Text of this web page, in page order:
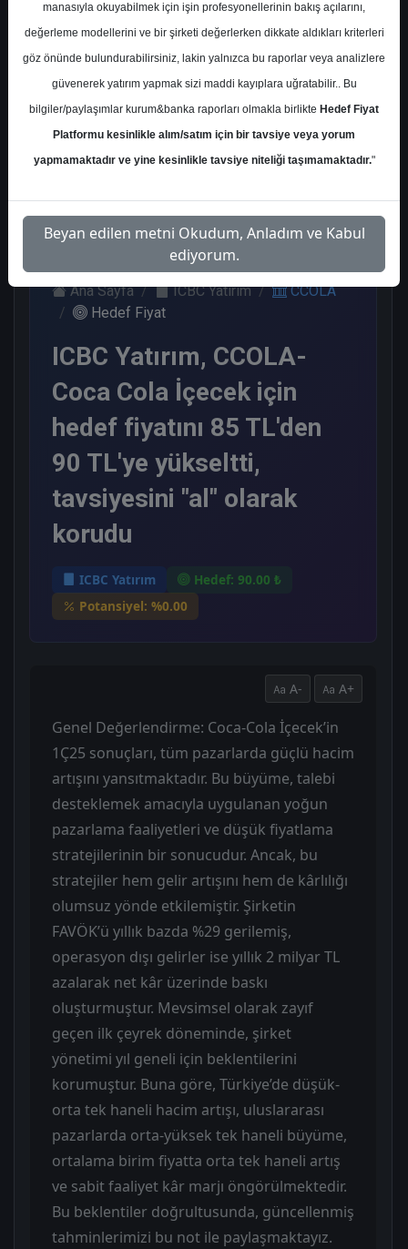
Kurum Sayısı
9
5
Paralel
Get.
2
Üstü Get.
1
Yok
1
Çarşamba, 07 Mayıs 2025
Ana Sayfa ICBC Yatırım
CCOLA
Hedef Fiyat
ICBC Yatırım, CCOLA-
Coca Cola İçecek için
hedef fiyatını 85 TL'den
90 TL'ye yükseltti,
tavsiyesini "al" olarak
korudu
ICBC Yatırım
Hedef: 90.00 ₺
Potansiyel: %0.00
A- A+
Genel Değerlendirme: Coca-Cola İçecek’in
1Ç25 sonuçları, tüm pazarlarda güçlü hacim
artışını yansıtmaktadır. Bu büyüme, talebi
desteklemek amacıyla uygulanan yoğun
pazarlama faaliyetleri ve düşük fiyatlama
stratejilerinin bir sonucudur. Ancak, bu
stratejiler hem gelir artışını hem de kârlılığı
olumsuz yönde etkilemiştir. Şirketin
FAVÖK’ü yıllık bazda %29 gerilemiş,
operasyon dışı gelirler ise yıllık 2 milyar TL
azalarak net kâr üzerinde baskı
oluşturmuştur. Mevsimsel olarak zayıf
geçen ilk çeyrek döneminde, şirket
yönetimi yıl geneli için beklentilerini
korumuştur. Buna göre, Türkiye’de düşük-
orta tek haneli hacim artışı, uluslararası
pazarlarda orta-yüksek tek haneli büyüme,
ortalama birim fiyatta orta tek haneli artış
ve sabit faaliyet kâr marjı öngörülmektedir.
Bu beklentiler doğrultusunda, güncellenmiş
tahminlerimizi bu not ile paylaşmaktayız.
manasıyla okuyabilmek için işin profesyonellerinin bakış açılarını,
değerleme modellerini ve bir şirketi değerlerken dikkate aldıkları kriterleri
göz önünde bulundurabilirsiniz, lakin yalnızca bu raporlar veya analizlere
güvenerek yatırım yapmak sizi maddi kayıplara uğratabilir.. Bu
bilgiler/paylaşımlar kurum&banka raporları olmakla birlikte Hedef Fiyat
Platformu kesinlikle alım/satım için bir tavsiye veya yorum
yapmamaktadır ve yine kesinlikle tavsiye niteliği taşımamaktadır."
Beyan edilen metni Okudum, Anladım ve Kabul
ediyorum.